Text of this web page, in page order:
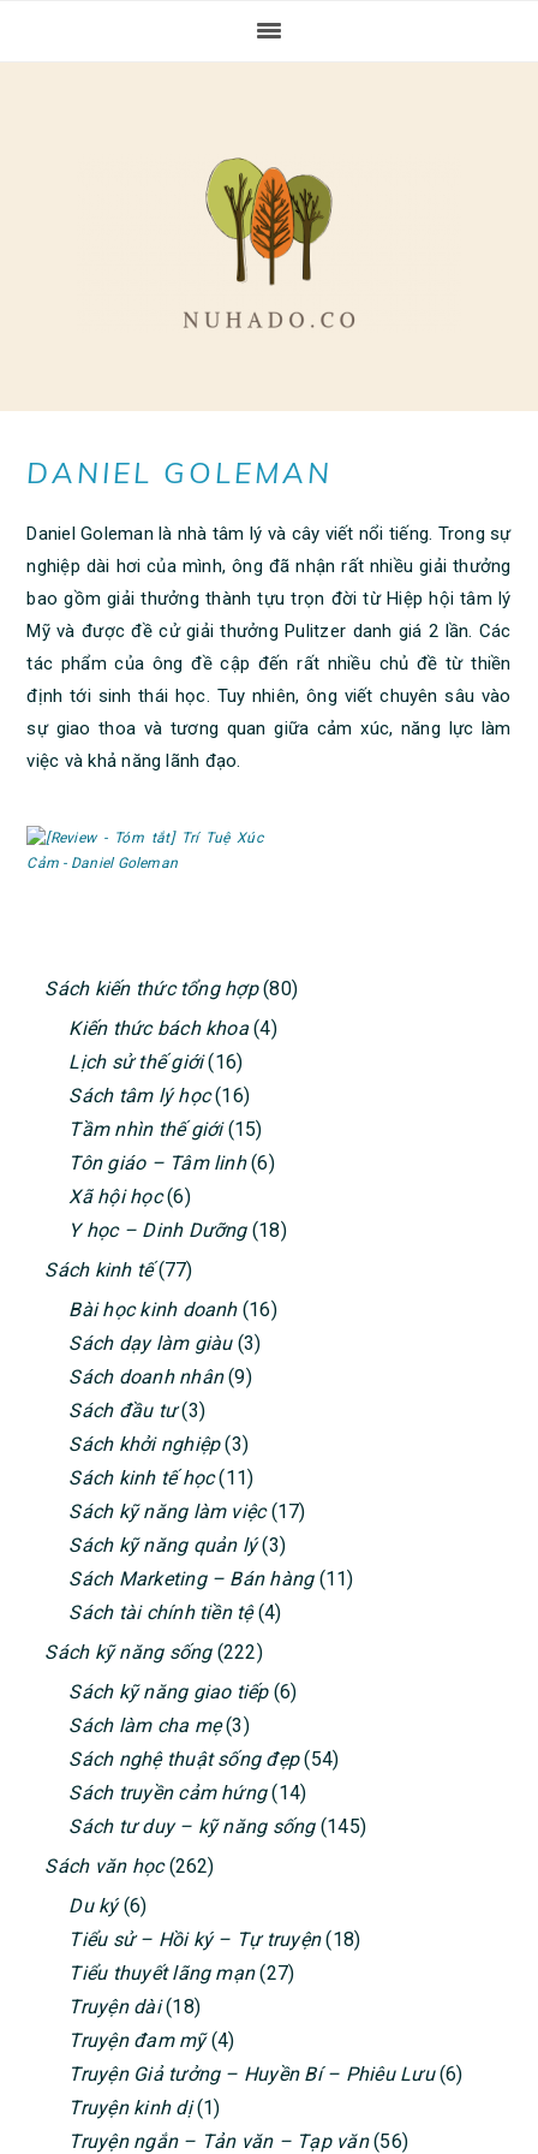
DANIEL GOLEMAN
Daniel Goleman là nhà tâm lý và cây viết nổi tiếng. Trong sự
nghiệp dài hơi của mình, ông đã nhận rất nhiều giải thưởng
bao gồm giải thưởng thành tựu trọn đời từ Hiệp hội tâm lý
Mỹ và được đề cử giải thưởng Pulitzer danh giá 2 lần. Các
tác phẩm của ông đề cập đến rất nhiều chủ đề từ thiền
định tới sinh thái học. Tuy nhiên, ông viết chuyên sâu vào
sự giao thoa và tương quan giữa cảm xúc, năng lực làm
việc và khả năng lãnh đạo.
PRIMARY
SIDEBAR
Sách kiến thức tổng hợp(80)
Kiến thức bách khoa(4)
Lịch sử thế giới(16)
Sách tâm lý học(16)
Tầm nhìn thế giới(15)
Tôn giáo – Tâm linh(6)
Xã hội học(6)
Y học – Dinh Dưỡng(18)
Sách kinh tế(77)
Bài học kinh doanh(16)
Sách dạy làm giàu(3)
Sách doanh nhân(9)
Sách đầu tư(3)
Sách khởi nghiệp(3)
Sách kinh tế học(11)
Sách kỹ năng làm việc(17)
Sách kỹ năng quản lý(3)
Sách Marketing – Bán hàng(11)
Sách tài chính tiền tệ(4)
Sách kỹ năng sống(222)
Sách kỹ năng giao tiếp(6)
Sách làm cha mẹ(3)
Sách nghệ thuật sống đẹp(54)
Sách truyền cảm hứng(14)
Sách tư duy – kỹ năng sống(145)
Sách văn học(262)
Du ký(6)
Tiểu sử – Hồi ký – Tự truyện(18)
Tiểu thuyết lãng mạn(27)
Truyện dài(18)
Truyện đam mỹ(4)
Truyện Giả tưởng – Huyền Bí – Phiêu Lưu(6)
Truyện kinh dị(1)
Truyện ngắn – Tản văn – Tạp văn(56)